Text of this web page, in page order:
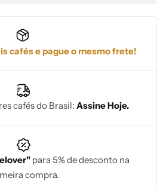
cafés e pague o mesmo frete!
cafés do Brasil: Assine Hoje.
para 5% de desconto na
compra.